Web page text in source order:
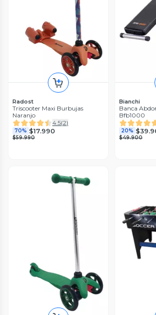
Radost
Triscooter Maxi Burbujas
Naranjo
4.5(2)
70% $17.990
$59.990
Bianchi
Banca
Bfb1000
20%
$49.900